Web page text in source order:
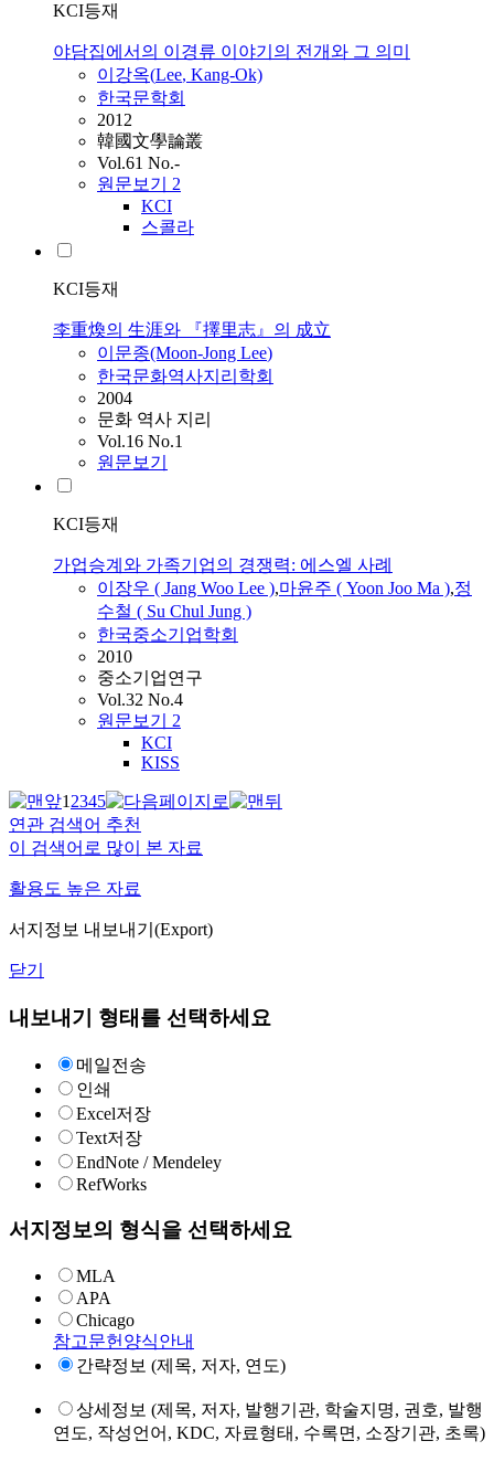
KCI등재
야담집에서의 이경류 이야기의 전개와 그 의미
이강옥(Lee, Kang-Ok)
한국문학회
2012
韓國文學論叢
Vol.61 No.-
원문보기 2
KCI
스콜라
KCI등재
李重煥의 生涯와 『擇里志』의 成立
이문종(Moon-Jong Lee)
한국문화역사지리학회
2004
문화 역사 지리
Vol.16 No.1
원문보기
KCI등재
가업승계와 가족기업의 경쟁력: 에스엘 사례
이장우 ( Jang Woo Lee ),마윤주 ( Yoon Joo Ma ),정
수철 ( Su Chul Jung )
한국중소기업학회
2010
중소기업연구
Vol.32 No.4
원문보기 2
KCI
KISS
12345
연관 검색어 추천
이 검색어로 많이 본 자료
활용도 높은 자료
서지정보 내보내기(Export)
닫기
내보내기 형태를 선택하세요
메일전송
인쇄
Excel저장
Text저장
EndNote / Mendeley
RefWorks
서지정보의 형식을 선택하세요
MLA
APA
Chicago
참고문헌양식안내
간략정보 (제목, 저자, 연도)
상세정보 (제목, 저자, 발행기관, 학술지명, 권호, 발행
연도, 작성언어, KDC, 자료형태, 수록면, 소장기관, 초록)